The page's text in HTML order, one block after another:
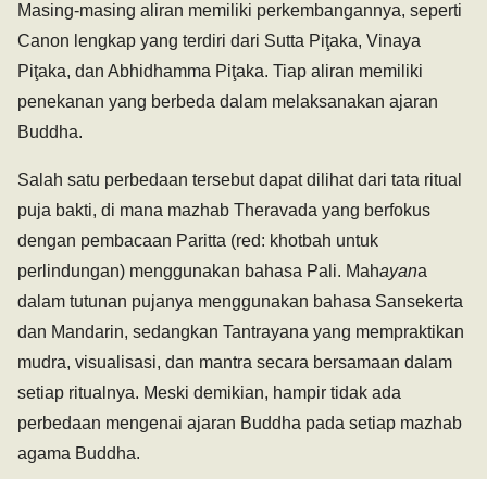
Masing-masing aliran memiliki perkembangannya, seperti
Canon lengkap yang terdiri dari Sutta Piţaka, Vinaya
Piţaka, dan Abhidhamma Piţaka. Tiap aliran memiliki
penekanan yang berbeda dalam melaksanakan ajaran
Buddha.
Salah satu perbedaan tersebut dapat dilihat dari tata ritual
puja bakti, di mana mazhab Theravada yang berfokus
dengan pembacaan Paritta (red: khotbah untuk
perlindungan) menggunakan bahasa Pali. Mahayana
dalam tutunan pujanya menggunakan bahasa Sansekerta
dan Mandarin, sedangkan Tantrayana yang mempraktikan
mudra, visualisasi, dan mantra secara bersamaan dalam
setiap ritualnya. Meski demikian, hampir tidak ada
perbedaan mengenai ajaran Buddha pada setiap mazhab
agama Buddha.